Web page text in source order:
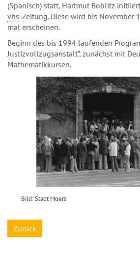
(Spanisch) statt, Hartmut Boblitz
vhs-Zeitung. Diese wird bis November
mal erscheinen.
Beginn des bis 1994 laufenden
Justizvollzugsanstalt”, zunächst mit
Mathematikkursen.
Bild: Stadt Moers
Zurück